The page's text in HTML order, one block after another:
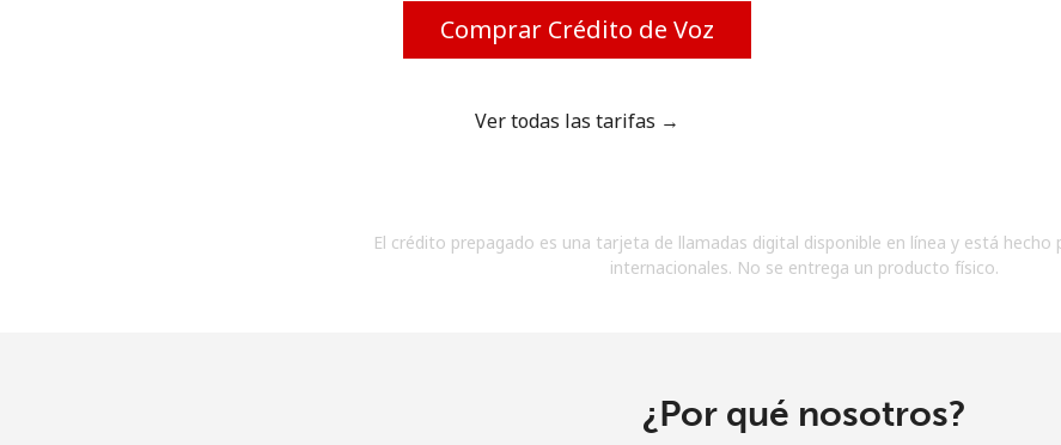
Al abrir una cuenta en este sitio web, estoy de
Comprar Crédito de Voz
Ver todas las tarifas →
El crédito prepagado es una tarjeta de llamadas digital disponible en línea y está hecho
internacionales. No se entrega un producto físico.
¿Por qué nosotros?